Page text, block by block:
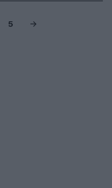
5